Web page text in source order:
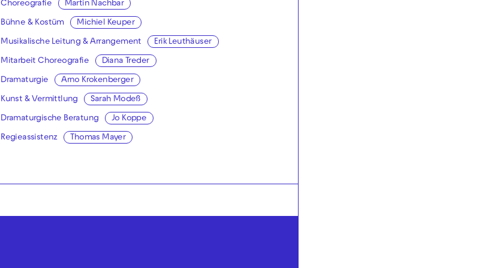
Choreografie Martin Nachbar
Bühne & Kostüm Michiel Keuper
Musikalische Leitung & Arrangement Erik Leuthäuser
Mitarbeit Choreografie Diana Treder
Dramaturgie Arno Krokenberger
Kunst & Vermittlung Sarah Modeß
Dramaturgische Beratung Jo Koppe
Regieassistenz Thomas Mayer